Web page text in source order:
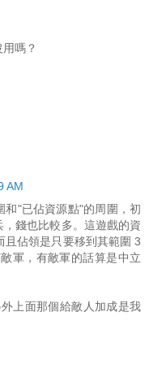
嗎？
AM
和"已佔資源點"的周圍，初
錢也比較多。這遊戲的資
且佔領是只要移到其範圍 3
軍，有敵軍的話算是中立
上面那個給敵人加成是我